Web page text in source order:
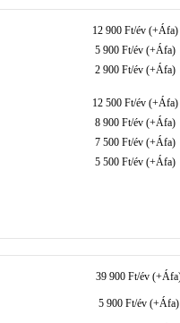
12 900 Ft/év (+Áfa)
5 900 Ft/év (+Áfa)
2 900 Ft/év (+Áfa)
12 500 Ft/év (+Áfa)
8 900 Ft/év (+Áfa)
7 500 Ft/év (+Áfa)
5 500 Ft/év (+Áfa)
39 900 Ft/év
5 900 Ft/év (+Áfa)